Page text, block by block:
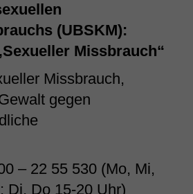
(UBSKM):
Missbrauch“
Missbrauch,
gegen
– 22 55 530 (Mo, Mi,
Di, Do 15-20 Uhr)